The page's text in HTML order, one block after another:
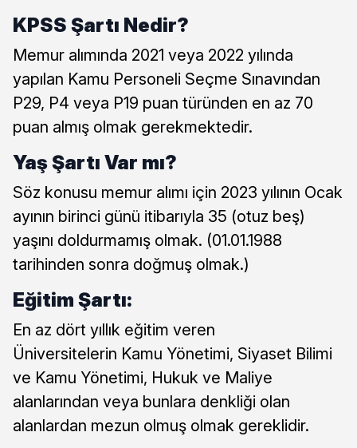
KPSS Şartı Nedir?
Memur alımında 2021 veya 2022 yılında
yapılan Kamu Personeli Seçme Sınavından
P29, P4 veya P19 puan türünden en az 70
puan almış olmak gerekmektedir.
Yaş Şartı Var mı?
Söz konusu memur alımı için 2023 yılının Ocak
ayının birinci günü itibarıyla 35 (otuz beş)
yaşını doldurmamış olmak. (01.01.1988
tarihinden sonra doğmuş olmak.)
Eğitim Şartı:
En az dört yıllık eğitim veren
Üniversitelerin Kamu Yönetimi, Siyaset Bilimi
ve Kamu Yönetimi, Hukuk ve Maliye
alanlarından veya bunlara denkliği olan
alanlardan mezun olmuş olmak gereklidir.